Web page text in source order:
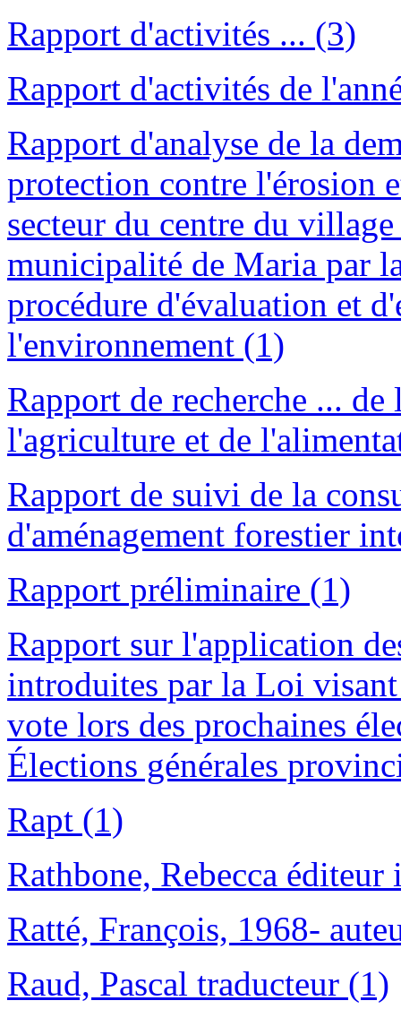
Rapport d'activités ... (3)
Rapport d'activités de
Rapport d'analyse de la
protection contre l'érosion
secteur du centre du
municipalité de Maria par
procédure d'évaluation et
l'environnement (1)
Rapport de recherche ... de
l'agriculture et de
Rapport de suivi de la
d'aménagement forestier
Rapport préliminaire (1)
Rapport sur l'application
introduites par la Loi
vote lors des prochaines
Élections générales
Rapt (1)
Rathbone, Rebecca
Ratté, François, 1968-
Raud, Pascal traducteur (1)